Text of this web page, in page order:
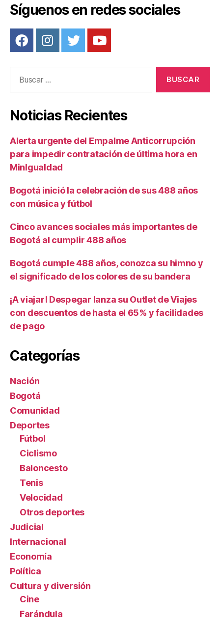
Síguenos en redes sociales
Noticias Recientes
Alerta urgente del Empalme Anticorrupción
para impedir contratación de última hora en
MinIgualdad
Bogotá inició la celebración de sus 488 años
con música y fútbol
Cinco avances sociales más importantes de
Bogotá al cumplir 488 años
Bogotá cumple 488 años, conozca su himno y
el significado de los colores de su bandera
¡A viajar! Despegar lanza su Outlet de Viajes
con descuentos de hasta el 65% y facilidades
de pago
Categorías
Nación
Bogotá
Comunidad
Deportes
Fútbol
Ciclismo
Baloncesto
Tenis
Velocidad
Otros deportes
Judicial
Internacional
Economía
Política
Cultura y diversión
Cine
Farándula